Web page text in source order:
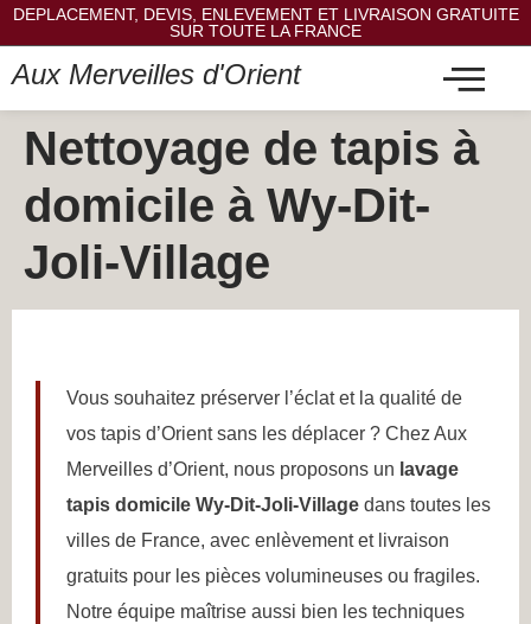
DEPLACEMENT, DEVIS, ENLEVEMENT ET LIVRAISON GRATUITE
SUR TOUTE LA FRANCE
Aux Merveilles d'Orient
Nettoyage de tapis à
domicile à Wy-Dit-
Joli-Village
Vous souhaitez préserver l’éclat et la qualité de
vos tapis d’Orient sans les déplacer ? Chez Aux
Merveilles d’Orient, nous proposons un lavage
tapis domicile Wy-Dit-Joli-Village dans toutes les
villes de France, avec enlèvement et livraison
gratuits pour les pièces volumineuses ou fragiles.
Notre équipe maîtrise aussi bien les techniques